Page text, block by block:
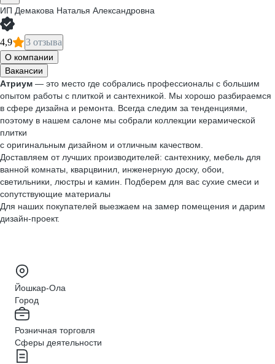
ИП Демакова Наталья Александровна
4,9 3 отзыва
О компании
Вакансии
Атриум — это место где собрались профессионалы с большим
опытом работы с плиткой и сантехникой. Мы хорошо разбираемся
в сфере дизайна и ремонта. Всегда следим за тенденциями,
поэтому в нашем салоне мы собрали коллекции керамической
плитки
с оригинальным дизайном и отличным качеством.
Доставляем от лучших производителей: сантехнику, мебель для
ванной комнаты, кварцвинил, инженерную доску, обои,
светильники, люстры и камин. Подберем для вас сухие смеси и
сопутствующие материалы
Для наших покупателей выезжаем на замер помещения и дарим
дизайн-проект.
Йошкар-Ола
Город
Розничная торговля
Сферы деятельности